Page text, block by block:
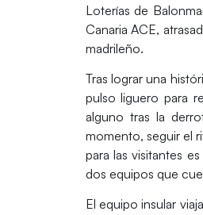
Loterías de
Canaria ACE,
madrileño.
Tras lograr una
pulso liguero para
alguno tras la
momento, seguir el
para las visitantes
dos equipos que
El equipo insular